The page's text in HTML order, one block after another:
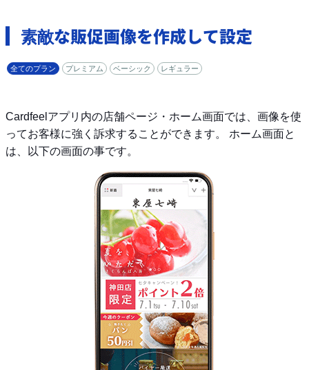
素敵な販促画像を作成して設定
全てのプラン プレミアム ベーシック レギュラー
Cardfeelアプリ内の店舗ページ・ホーム画面では、画像を使
ってお客様に強く訴求することができます。 ホーム画面と
は、以下の画面の事です。